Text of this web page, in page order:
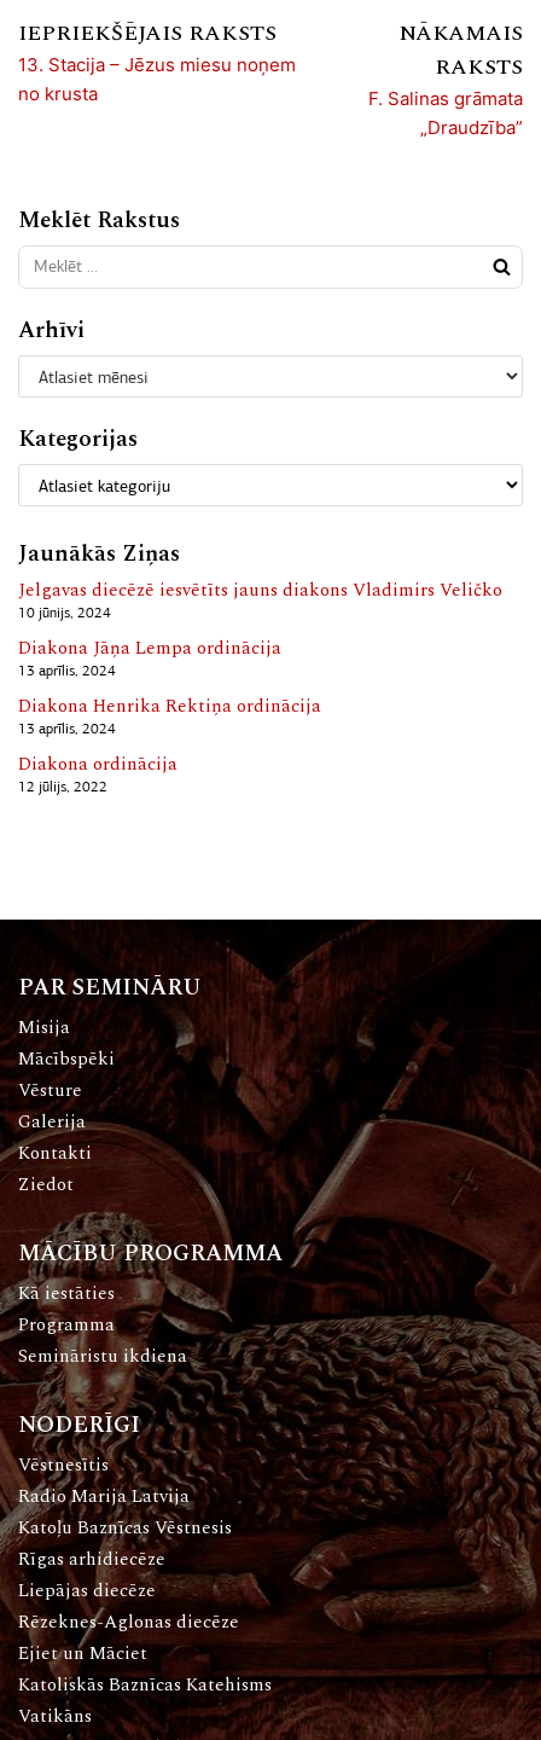
IEPRIEKŠĒJAIS RAKSTS
13. Stacija – Jēzus miesu noņem
no krusta
NĀKAMAIS
RAKSTS
F. Salinas grāmata
„Draudzība”
Meklēt Rakstus
Arhīvi
Kategorijas
Jaunākās Ziņas
Jelgavas diecēzē iesvētīts jauns diakons Vladimirs Veličko
10 jūnijs, 2024
Diakona Jāņa Lempa ordinācija
13 aprīlis, 2024
Diakona Henrika Rektiņa ordinācija
13 aprīlis, 2024
Diakona ordinācija
12 jūlijs, 2022
PAR SEMINĀRU
Misija
Mācībspēki
Vēsture
Galerija
Kontakti
Ziedot
MĀCĪBU PROGRAMMA
Kā iestāties
Programma
Semināristu ikdiena
NODERĪGI
Vēstnesītis
Radio Marija Latvija
Katoļu Baznīcas Vēstnesis
Rīgas arhidiecēze
Liepājas diecēze
Rēzeknes-Aglonas diecēze
Ejiet un Māciet
Katoliskās Baznīcas Katehisms
Vatikāns